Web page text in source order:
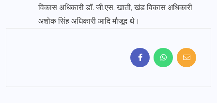
विकास अधिकारी डॉ. जी.एस. खाती, खंड विकास अधिकारी
अशोक सिंह अधिकारी आदि मौजूद थे।